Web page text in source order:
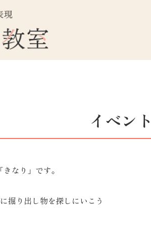
イベン
なり」です。
掘り出し物を探しにいこう